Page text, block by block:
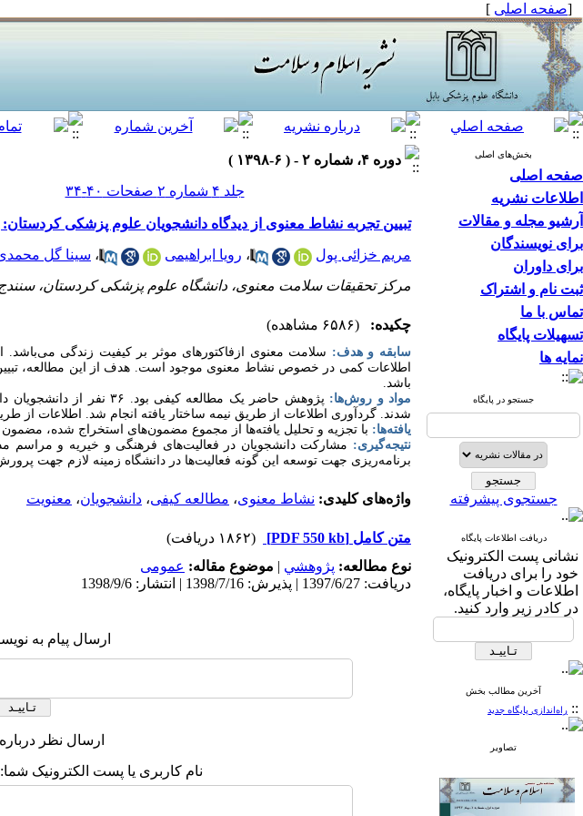
[صفحه اصلی ]
بخش‌های اصلی
صفحه اصلی
اطلاعات نشریه
آرشیو مجله و مقالات
برای نویسندگان
برای داوران
ثبت نام و اشتراک
تماس با ما
تسهیلات پایگاه
نمایه ها
جستجو در پایگاه
جستجوی پیشرفته
دریافت اطلاعات پایگاه
نشانی پست الکترونیک
خود را برای دریافت
اطلاعات و اخبار پایگاه،
در کادر زیر وارد کنید.
آخرین مطالب بخش
:: راه‌اندازی پایگاه جدید
تصاویر
دوره ۴، شماره ۲ - ( ۶-۱۳۹۸ )
جلد ۴ شماره ۲ صفحات ۴۰-۳۴
تبیین تجربه نشاط معنوی از دیدگاه دانشجویان علوم پزشکی
مریم خزائی پول ، رویا ابراهیمی ، سینا گل
مرکز تحقیقات سلامت معنوی، دانشگاه علوم پزشکی کردستان، سنندج،
چکیده: (۶۵۸۶ مشاهده)
سابقه و هدف: سلامت معنوی ازفاکتورهای موثر بر کیفیت زندگی
اطلاعات کمی در خصوص نشاط معنوی موجود است. هدف از این مطالعه،
باشد.
مواد و روش‌ها:
پژوهش حاضر یک مطالعه
شدند. گردآوری اطلاعات از طریق نیمه ساختار یافته انجام شد. اطلاعات از
یافته‌ها: با تجزیه و تحلیل یافته­‌ها از مجموع مضمون­‌های استخراج شده،
نتیجه‌گیری: مشارکت دانشجویان در فعالیت­‌های فرهنگی و خیریه و
برنامه­‌ریزی جهت توسعه این گونه فعالیت­‌ها در دانشگاه زمینه لازم جهت
واژه‌های کلیدی: نشاط معنوی، مطالعه کیفی، دانشجویان، معنویت
متن کامل [PDF 550 kb]
(۱۸۶۲ دریافت)
نوع مطالعه: پژوهشي | موضوع مقاله: عمومى
دریافت: 1397/6/27 | پذیرش: 1398/7/16 | انتشار: 1398/9/6
ارسال پیام به
ارسال نظر
نام کاربری یا پست الکترونیک شما: